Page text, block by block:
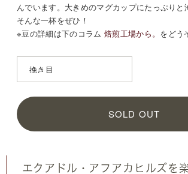
んでいます。大きめのマグカップにたっぷりと
そんな一杯をぜひ！
※豆の詳細は下のコラム 焙煎工場から。 をどう
SOLD OUT
エクアドル・アフアカヒルズを